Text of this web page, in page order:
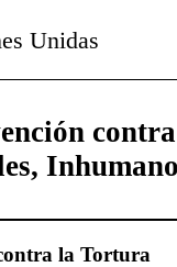
Unidas
la Tortura